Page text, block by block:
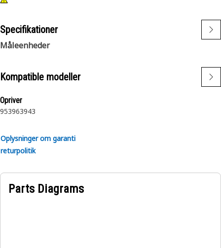
Specifikationer
Måleenheder
Kompatible modeller
Opriver
953963943
Oplysninger om garanti
returpolitik
Parts Diagrams